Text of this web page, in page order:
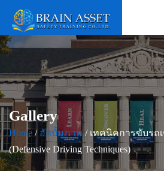
Gallery
Home / อัลบั้มภาพ/ เทคนิคการขับรถ
(Defensive Driving Techniques)